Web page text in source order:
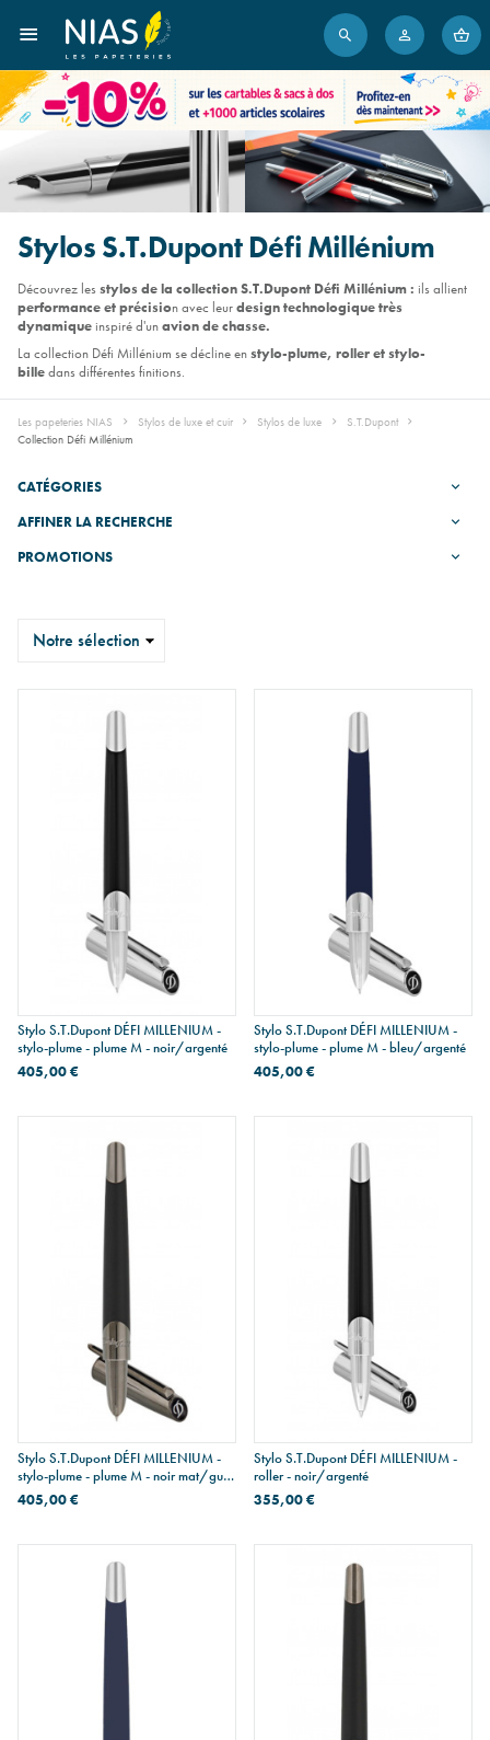
Stylos S.T.Dupont Défi Millénium
Découvrez lesstylos de la collection S.T.Dupont Défi Millénium : ils allient
performance et précision avec leurdesign technologique très
dynamiqueinspiré d'unavion de chasse.
La collection Défi Millénium se décline enstylo-plume, roller et stylo-
billedans différentes finitions.
Les papeteries NIAS Stylos de luxe et cuir Stylos de luxe
S.T.Dupont
Collection Défi Millénium
CATÉGORIES
AFFINER LA RECHERCHE
PROMOTIONS
Stylo S.T.Dupont DÉFI MILLENIUM -
stylo-plume - plume M - noir/argenté
405,00 €
Stylo S.T.Dupont DÉFI MILLENIUM -
stylo-plume - plume M - bleu/argenté
405,00 €
Stylo S.T.Dupont DÉFI MILLENIUM -
stylo-plume - plume M - noir mat/gun
métal
405,00 €
Stylo S.T.Dupont DÉFI MILLENIUM -
roller - noir/argenté
355,00 €